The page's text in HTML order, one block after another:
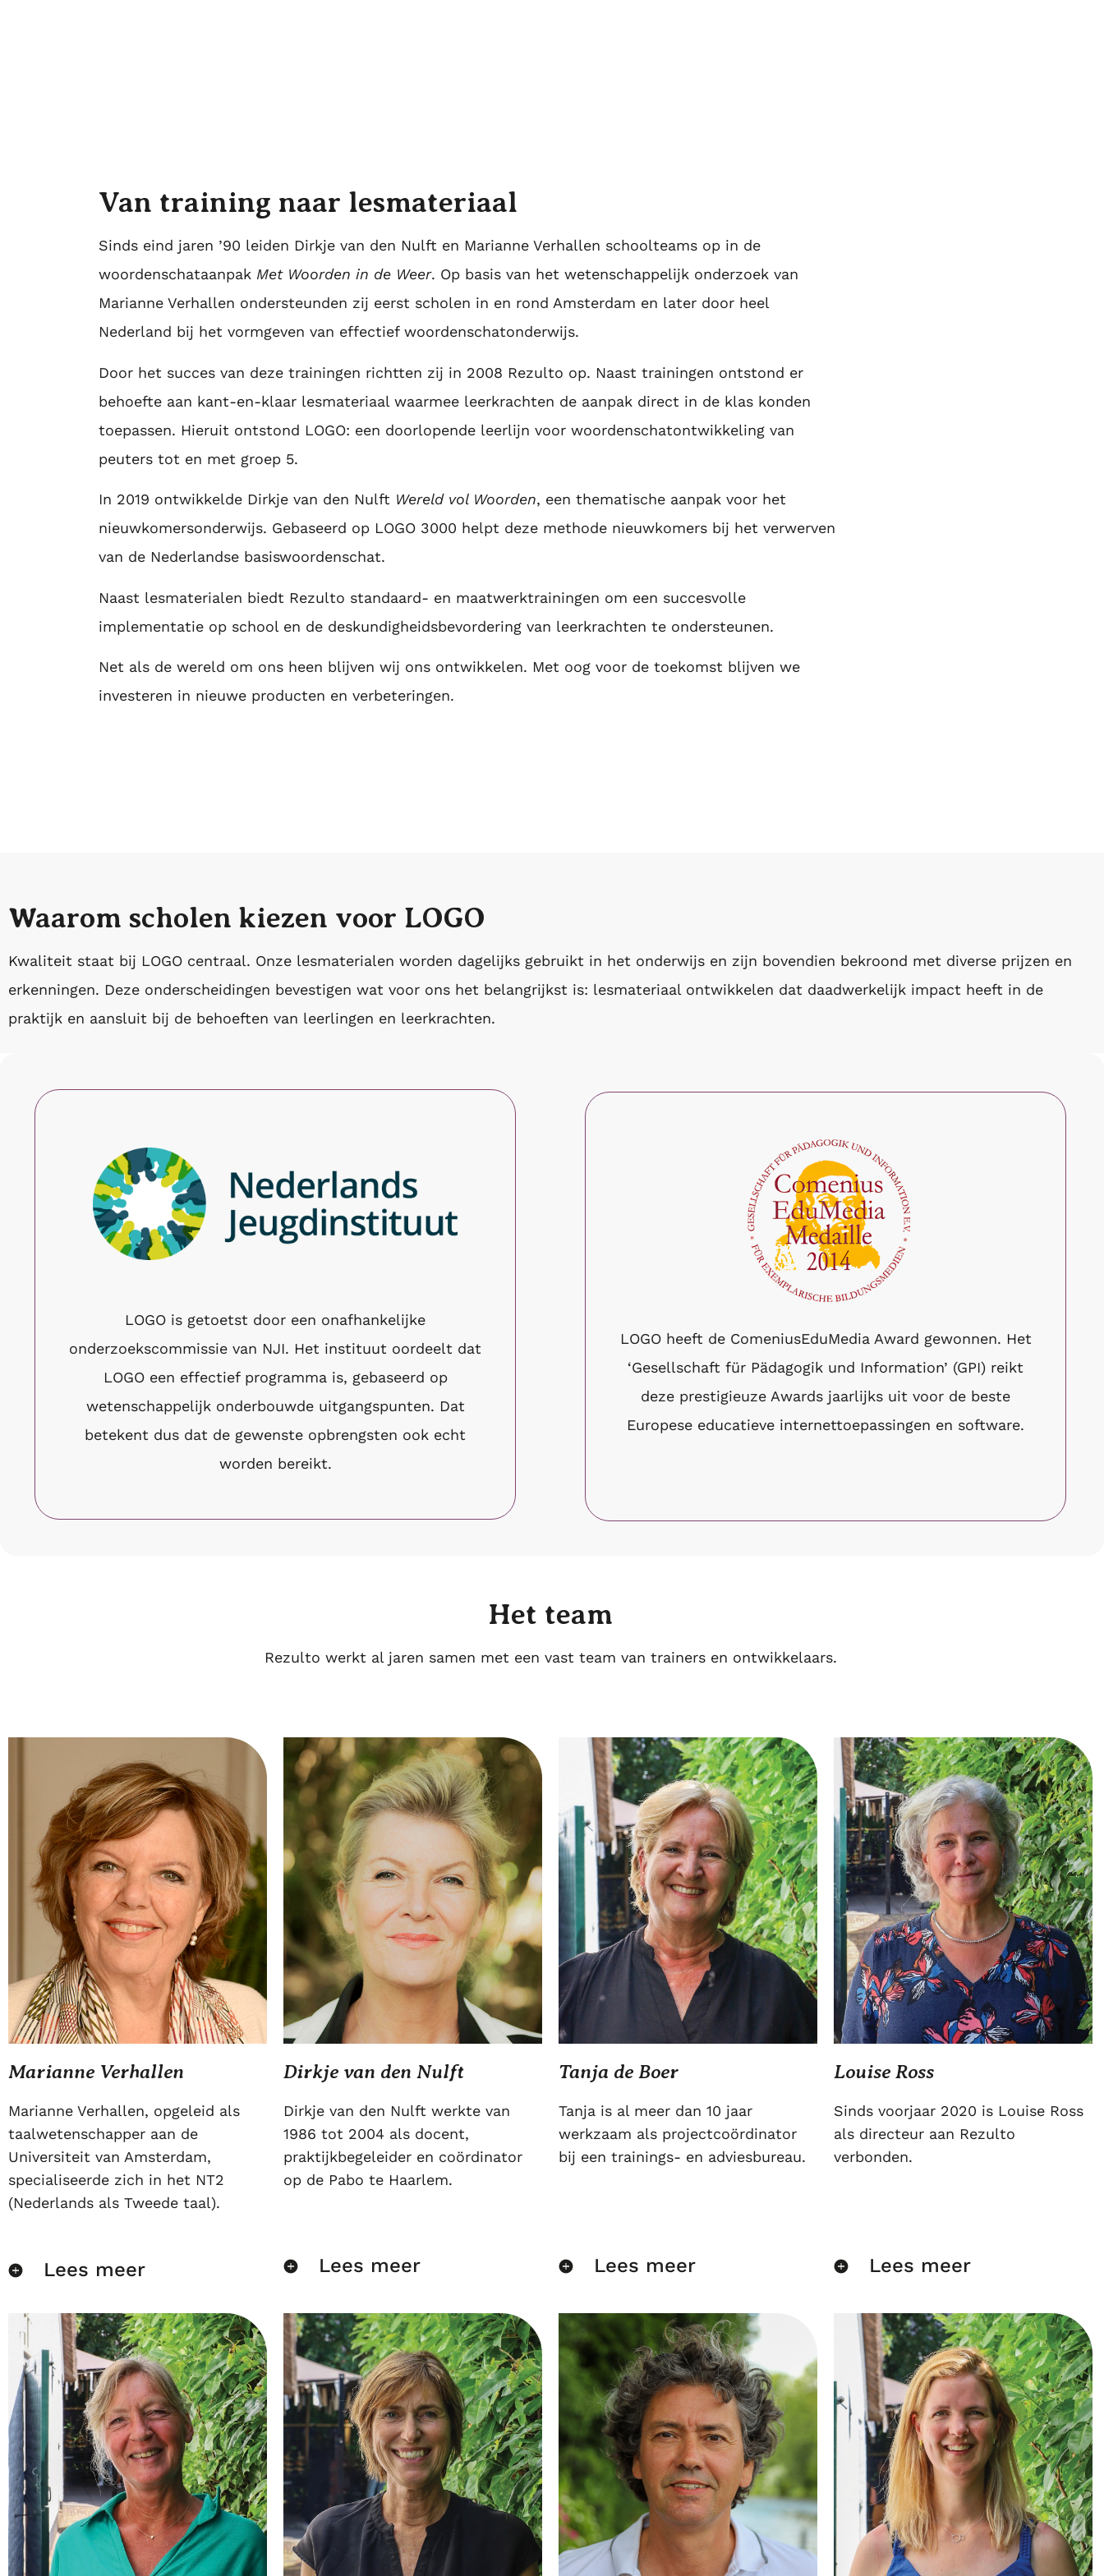
Van training naar lesmateriaal
Sinds eind jaren ’90 leiden Dirkje van den Nulft en Marianne Verhallen schoolteams op in de
woordenschataanpak Met Woorden in de Weer. Op basis van het wetenschappelijk onderzoek van
Marianne Verhallen ondersteunden zij eerst scholen in en rond Amsterdam en later door heel
Nederland bij het vormgeven van effectief woordenschatonderwijs.
Door het succes van deze trainingen richtten zij in 2008 Rezulto op. Naast trainingen ontstond er
behoefte aan kant-en-klaar lesmateriaal waarmee leerkrachten de aanpak direct in de klas konden
toepassen. Hieruit ontstond LOGO: een doorlopende leerlijn voor woordenschatontwikkeling van
peuters tot en met groep 5.
In 2019 ontwikkelde Dirkje van den Nulft Wereld vol Woorden, een thematische aanpak voor het
nieuwkomersonderwijs. Gebaseerd op LOGO 3000 helpt deze methode nieuwkomers bij het verwerven
van de Nederlandse basiswoordenschat.
Naast lesmaterialen biedt Rezulto standaard- en maatwerktrainingen om een succesvolle
implementatie op school en de deskundigheidsbevordering van leerkrachten te ondersteunen.
Net als de wereld om ons heen blijven wij ons ontwikkelen. Met oog voor de toekomst blijven we
investeren in nieuwe producten en verbeteringen.
Waarom scholen kiezen voor LOGO
Kwaliteit staat bij LOGO centraal. Onze lesmaterialen worden dagelijks gebruikt in het onderwijs en zijn bovendien bekroond met diverse prijzen en
erkenningen. Deze onderscheidingen bevestigen wat voor ons het belangrijkst is: lesmateriaal ontwikkelen dat daadwerkelijk impact heeft in de
praktijk en aansluit bij de behoeften van leerlingen en leerkrachten.
LOGO is getoetst door een onafhankelijke
onderzoekscommissie van NJI. Het instituut oordeelt dat
LOGO een effectief programma is, gebaseerd op
wetenschappelijk onderbouwde uitgangspunten. Dat
betekent dus dat de gewenste opbrengsten ook echt
worden bereikt.
LOGO heeft de ComeniusEduMedia Award gewonnen. Het
‘Gesellschaft für Pädagogik und Information’ (GPI) reikt
deze prestigieuze Awards jaarlijks uit voor de beste
Europese educatieve internettoepassingen en software.
Het team
Rezulto werkt al jaren samen met een vast team van trainers en ontwikkelaars.
Marianne Verhallen
Marianne Verhallen, opgeleid als
taalwetenschapper aan de
Universiteit van Amsterdam,
specialiseerde zich in het NT2
(Nederlands als Tweede taal).
Lees meer
Dirkje van den Nulft
Dirkje van den Nulft werkte van
1986 tot 2004 als docent,
praktijkbegeleider en coördinator
op de Pabo te Haarlem.
Lees meer
Tanja de Boer
Tanja is al meer dan 10 jaar
werkzaam als projectcoördinator
bij een trainings- en adviesbureau.
Lees meer
Louise Ross
Sinds voorjaar 2020 is Louise Ross
als directeur aan Rezulto
verbonden.
Lees meer